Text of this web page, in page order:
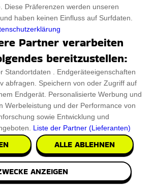
Stil, die jedem Raum
AUS €8.26
Diese Präferenzen werden unseren
haben keinen Einfluss auf Surfdaten.
Partner verarbeiten
bereitzustellen:
Standortdaten . Endgeräteeigenschaften
abfragen. Speichern von oder Zugriff auf
Endgerät. Personalisierte Werbung und
Werbeleistung und der Performance von
sowie Entwicklung und
Liste der Partner (Lieferanten)
ALLE ABLEHNEN
ANZEIGEN